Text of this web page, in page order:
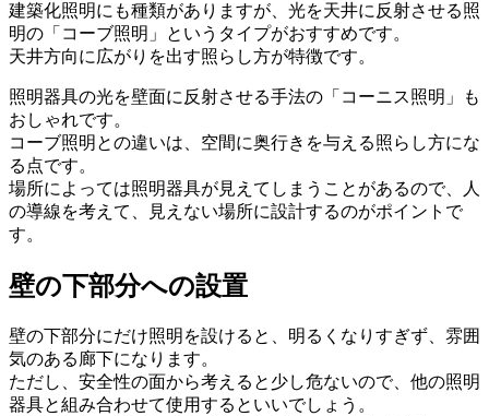
建築化照明にも種類がありますが、光を天井に反射させる照
明の「コーブ照明」というタイプがおすすめです。
天井方向に広がりを出す照らし方が特徴です。
照明器具の光を壁面に反射させる手法の「コーニス照明」も
おしゃれです。
コーブ照明との違いは、空間に奥行きを与える照らし方にな
る点です。
場所によっては照明器具が見えてしまうことがあるので、人
の導線を考えて、見えない場所に設計するのがポイントで
す。
壁の下部分への設置
壁の下部分にだけ照明を設けると、明るくなりすぎず、雰囲
気のある廊下になります。
ただし、安全性の面から考えると少し危ないので、他の照明
器具と組み合わせて使用するといいでしょう。